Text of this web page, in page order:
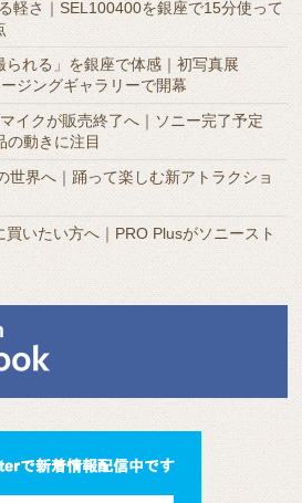
軽さ｜SEL100400を銀座で15分使って
れる」を銀座で体感｜初写真展
ジングギャラリーで開幕
イクが販売終了へ｜ソニー完了予定
の動きに注目
世界へ｜踊って楽しむ新アトラクショ
いたい方へ｜PRO Plusがソニースト